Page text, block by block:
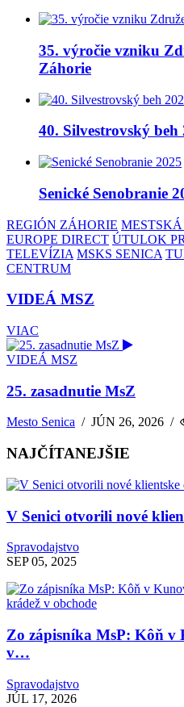
35. výročie vzniku
Záhorie
40. Silvestrovský beh
Senické Senobranie
REGIÓN ZÁHORIE
EUROPE DIRECT ÚTULOK
TELEVÍZIA MSKS SENICA
CENTRUM
VIDEÁ MSZ
VIAC
VIDEÁ MSZ
25. zasadnutie MsZ
Mesto Senica /JÚN 26, 2026 /
NAJČÍTANEJŠIE
V Senici otvorili nové
Spravodajstvo
SEP 05, 2025
Zo zápisníka MsP: Kôň v
v…
Spravodajstvo
JÚL 17, 2026